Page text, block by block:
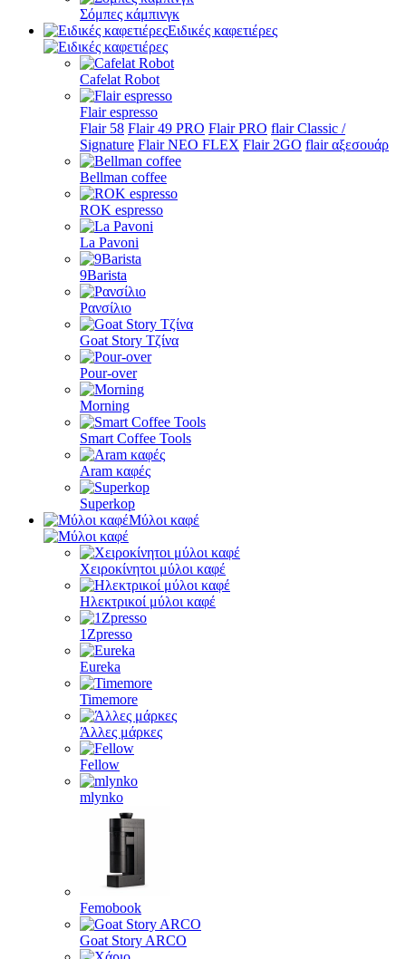
Σόμπες κάμπινγκ
Ειδικές καφετιέρες
Cafelat Robot
Flair espresso
Flair 58 Flair 49 PRO Flair PRO flair Classic /
Signature Flair NEO FLEX Flair 2GO flair αξεσουάρ
Bellman coffee
ROK espresso
La Pavoni
9Barista
Ρανσίλιο
Goat Story Τζίνα
Pour-over
Morning
Smart Coffee Tools
Aram καφές
Superkop
Μύλοι καφέ
Χειροκίνητοι μύλοι καφέ
Ηλεκτρικοί μύλοι καφέ
1Zpresso
Eureka
Timemore
Άλλες μάρκες
Fellow
mlynko
Femobook
Goat Story ARCO